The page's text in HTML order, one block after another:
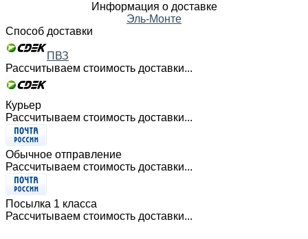
Информация о доставке
Эль-Монте
Способ доставки
ПВЗ
Рассчитываем стоимость доставки...
Курьер
Рассчитываем стоимость доставки...
Обычное отправление
Рассчитываем стоимость доставки...
Посылка 1 класса
Рассчитываем стоимость доставки...